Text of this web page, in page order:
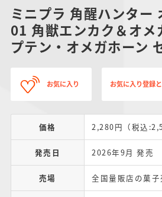
ミニプラ 角醒ハンター
01 角獣エンカク＆オメ
プテン・オメガホーン
お気に入り お気に入り登録
価格 2,280円（税込
発売日 2026年9月 発売
売場 全国量販店の菓子